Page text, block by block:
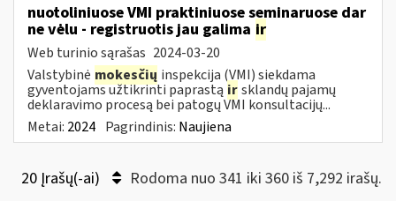
nuotoliniuose VMI praktiniuose seminaruose dar
ne vėlu - registruotis jau galima ir
Web turinio sąrašas 2024-03-20
Valstybinė mokesčių inspekcija (VMI) siekdama
gyventojams užtikrinti paprastą irsklandų pajamų
deklaravimo procesą bei patogų VMI konsultacijų...
Metai: 2024 Pagrindinis: Naujiena
20 Įrašų(-ai) Rodoma nuo 341 iki 360 iš 7,292 irašų.